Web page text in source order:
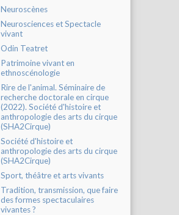
Neuroscènes
Neurosciences et Spectacle
vivant
Odin Teatret
Patrimoine vivant en
ethnoscénologie
Rire de l'animal. Séminaire de
recherche doctorale en cirque
(2022). Société d'histoire et
anthropologie des arts du cirque
(SHA2Cirque)
Société d'histoire et
anthropologie des arts du cirque
(SHA2Cirque)
Sport, théâtre et arts vivants
Tradition, transmission, que faire
des formes spectaculaires
vivantes ?